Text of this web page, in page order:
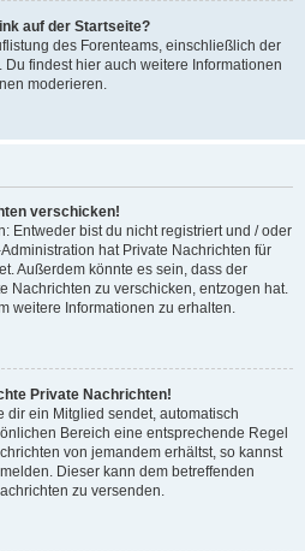
auf der Startseite?
des Forenteams, einschließlich der
findest hier auch weitere Informationen
moderieren.
verschicken!
Entweder bist du nicht registriert und / oder
hat Private Nachrichten für
Außerdem könnte es sein, dass der
Nachrichten zu verschicken, entzogen hat.
weitere Informationen zu erhalten.
Private Nachrichten!
dir ein Mitglied sendet, automatisch
Bereich eine entsprechende Regel
von jemandem erhältst, so kannst
Dieser kann dem betreffenden
zu versenden.